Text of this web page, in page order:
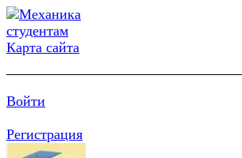
Карта сайта
Войти
Регистрация